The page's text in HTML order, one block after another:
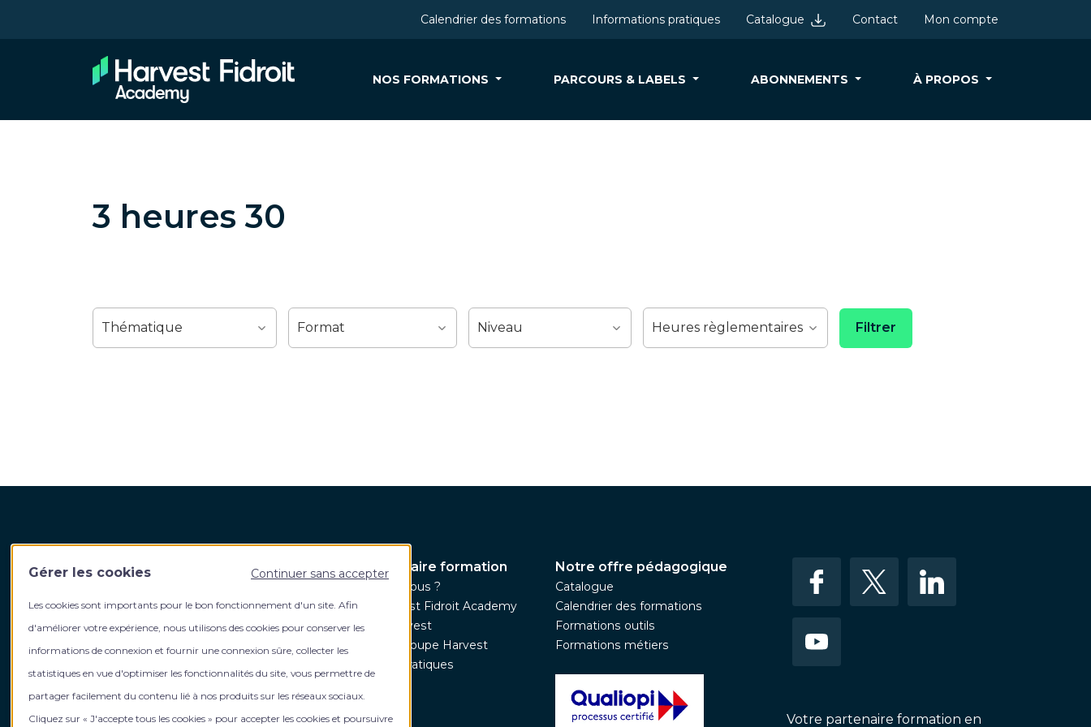
Calendrier des formations Informations pratiques Catalogue Contact Mon compte
NOS FORMATIONS PARCOURS & LABELS ABONNEMENTS À PROPOS
3 heures 30
Harvest Fidroit Academy
Contact
Contact formation intra entreprise
Contact formation inter entreprise
Politique de gestion des cookies
Gérer mes cookies
Votre partenaire formation
Qui sommes-nous ?
L’équipe Harvest Fidroit Academy
Le groupe Harvest
Rejoignez le groupe Harvest
Informations pratiques
Notre offre pédagogique
Catalogue
Calendrier des formations
Formations outils
Formations métiers
Votre partenaire formation en
Gérer les cookies Continuer sans accepter
Les cookies sont importants pour le bon fonctionnement d'un site. Afin
d'améliorer votre expérience, nous utilisons des cookies pour conserver les
informations de connexion et fournir une connexion sûre, collecter les
statistiques en vue d'optimiser les fonctionnalités du site, vous permettre de
partager facilement du contenu lié à nos produits sur les réseaux sociaux.
Cliquez sur « J'accepte tous les cookies » pour accepter les cookies et poursuivre